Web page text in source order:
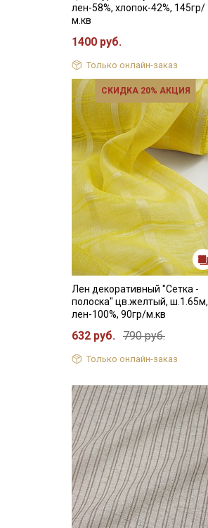
лен-58%, хлопок-42%, 145гр/
м.кв
1400 руб.
Только онлайн-заказ
СКИДКА 20% АКЦИЯ
Лен декоративный "Сетка -
полоска" цв.желтый, ш.1.65м,
лен-100%, 90гр/м.кв
632 руб. 790 руб.
Только онлайн-заказ